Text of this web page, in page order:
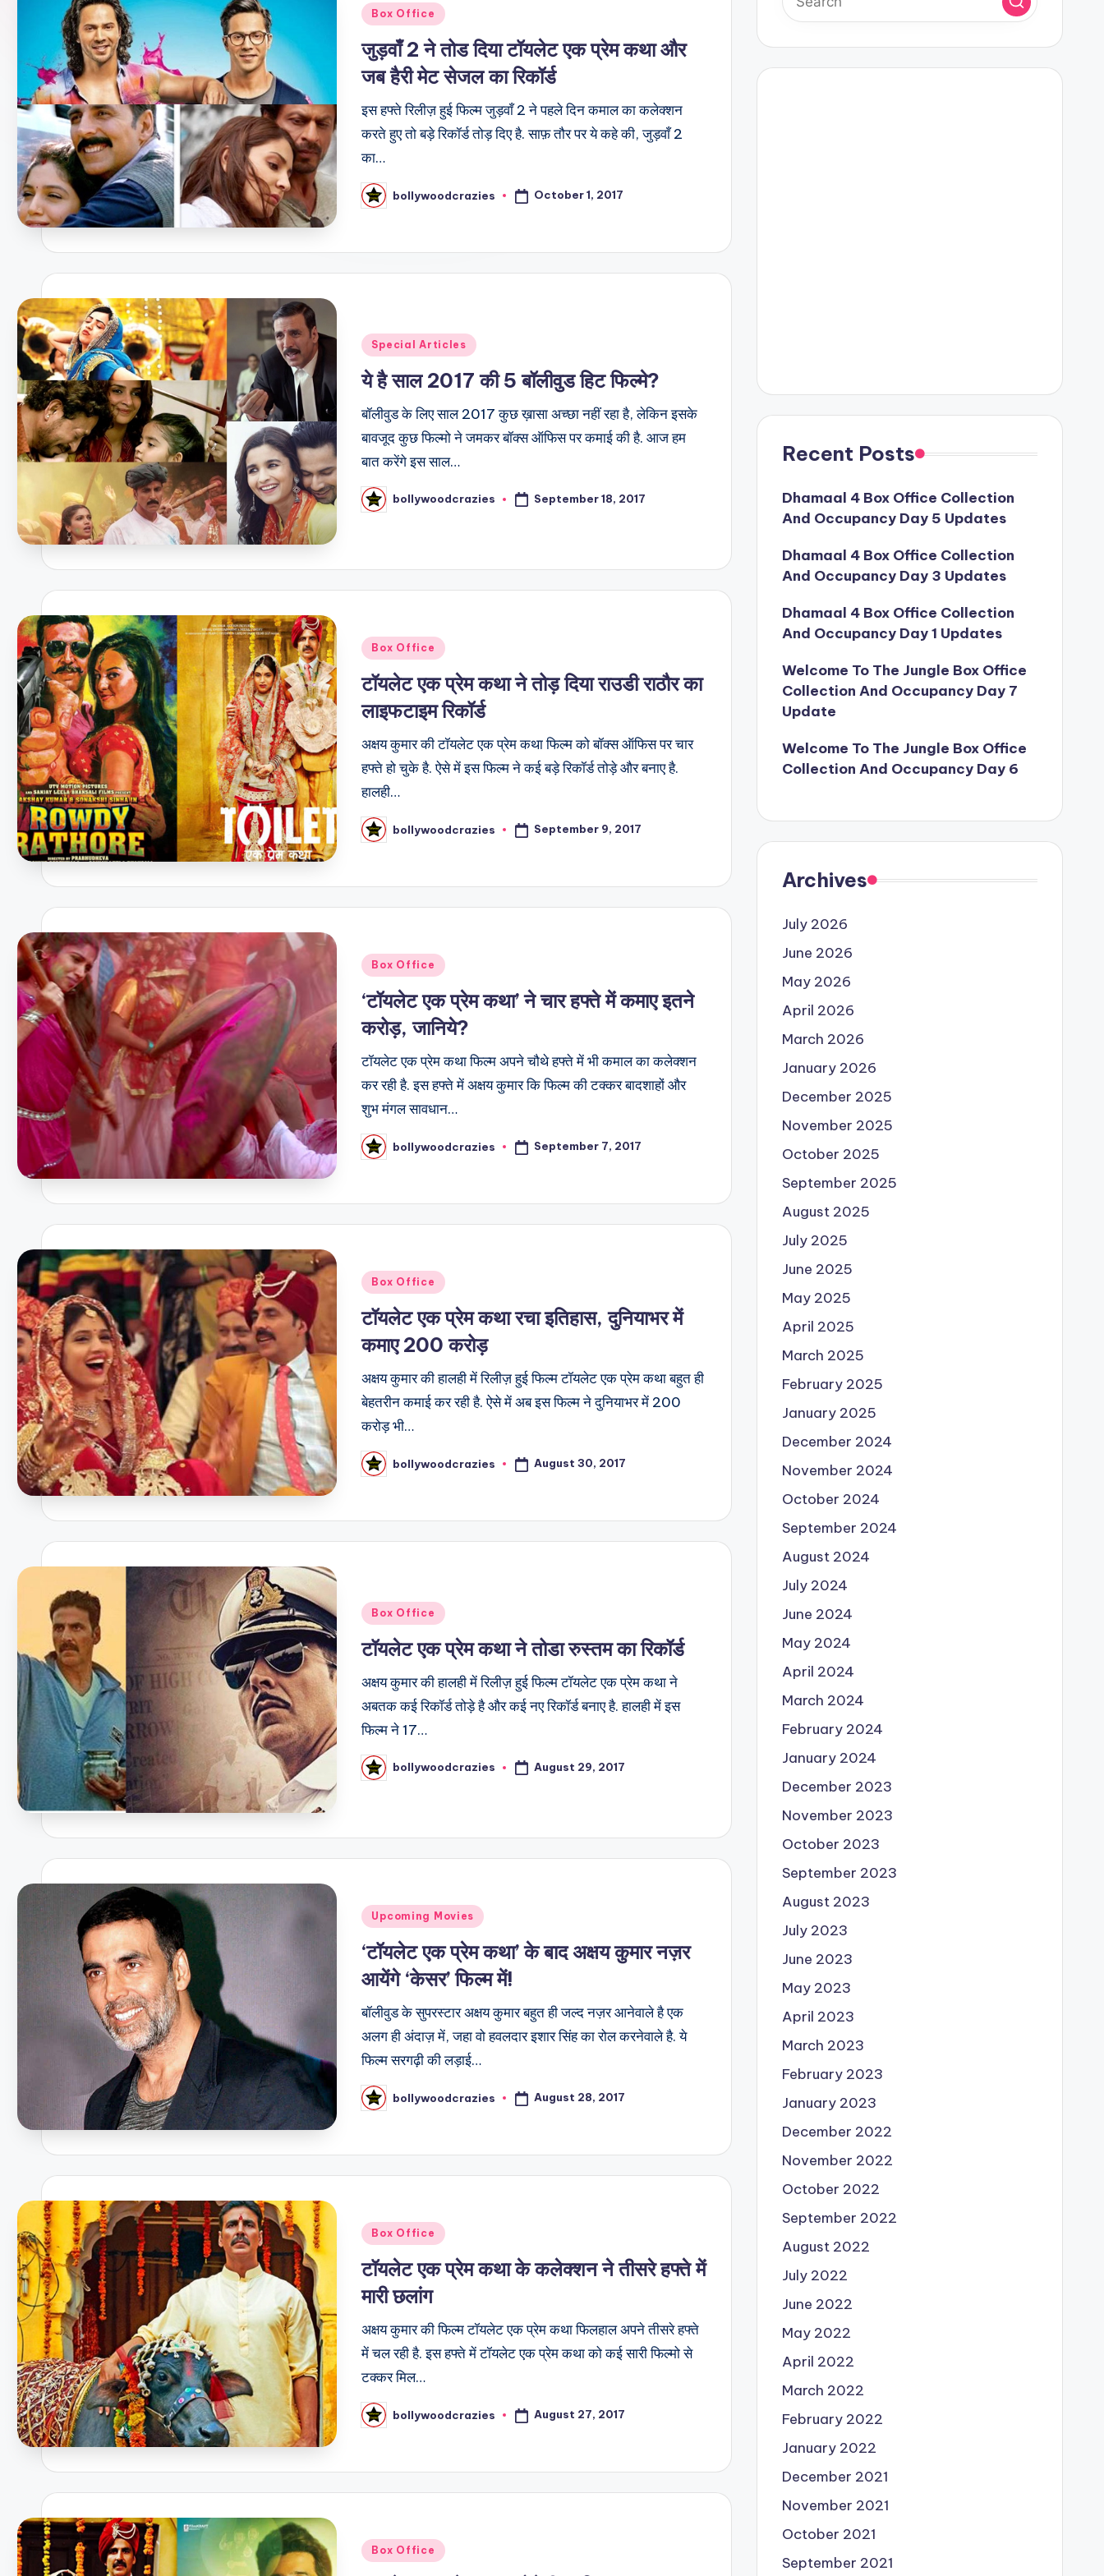
Posted
Box Office
जुड़वाँ 2 ने तोड दिया टॉयलेट एक प्रेम कथा और
जब हैरी मेट सेजल का रिकॉर्ड
इस हफ्ते रिलीज़ हुई फिल्म जुड़वाँ 2 ने पहले दिन कमाल का कलेक्शन
करते हुए तो बड़े रिकॉर्ड तोड़ दिए है. साफ़ तौर पर ये कहे की, जुड़वाँ 2
का…
Posted
by
bollywoodcrazies October 1, 2017
Posted
in
Special Articles
ये है साल 2017 की 5 बॉलीवुड हिट फिल्मे?
बॉलीवुड के लिए साल 2017 कुछ ख़ासा अच्छा नहीं रहा है, लेकिन इसके
बावजूद कुछ फिल्मो ने जमकर बॉक्स ऑफिस पर कमाई की है. आज हम
बात करेंगे इस साल…
Posted
by
bollywoodcrazies September 18, 2017
Posted
Box Office
टॉयलेट एक प्रेम कथा ने तोड़ दिया राउडी राठौर का
लाइफटाइम रिकॉर्ड
अक्षय कुमार की टॉयलेट एक प्रेम कथा फिल्म को बॉक्स ऑफिस पर चार
हफ्ते हो चुके है. ऐसे में इस फिल्म ने कई बड़े रिकॉर्ड तोड़े और बनाए है.
हालही…
Posted
by
bollywoodcrazies September 9, 2017
Posted
Box Office
‘टॉयलेट एक प्रेम कथा’ ने चार हफ्ते में कमाए इतने
करोड़, जानिये?
टॉयलेट एक प्रेम कथा फिल्म अपने चौथे हफ्ते में भी कमाल का कलेक्शन
कर रही है. इस हफ्ते में अक्षय कुमार कि फिल्म की टक्कर बादशाहों और
शुभ मंगल सावधान…
Posted
by
bollywoodcrazies September 7, 2017
Posted
Box Office
टॉयलेट एक प्रेम कथा रचा इतिहास, दुनियाभर में
कमाए 200 करोड़
अक्षय कुमार की हालही में रिलीज़ हुई फिल्म टॉयलेट एक प्रेम कथा बहुत ही
बेहतरीन कमाई कर रही है. ऐसे में अब इस फिल्म ने दुनियाभर में 200
करोड़ भी…
Posted
by
bollywoodcrazies August 30, 2017
Posted
Box Office
टॉयलेट एक प्रेम कथा ने तोडा रुस्तम का रिकॉर्ड
अक्षय कुमार की हालही में रिलीज़ हुई फिल्म टॉयलेट एक प्रेम कथा ने
अबतक कई रिकॉर्ड तोड़े है और कई नए रिकॉर्ड बनाए है. हालही में इस
फिल्म ने 17…
Posted
by
bollywoodcrazies August 29, 2017
Posted
Upcoming Movies
‘टॉयलेट एक प्रेम कथा’ के बाद अक्षय कुमार नज़र
आयेंगे ‘केसर’ फिल्म में!
बॉलीवुड के सुपरस्टार अक्षय कुमार बहुत ही जल्द नज़र आनेवाले है एक
अलग ही अंदाज़ में, जहा वो हवलदार इशार सिंह का रोल करनेवाले है. ये
फिल्म सरगढ़ी की लड़ाई…
Posted
by
bollywoodcrazies August 28, 2017
Posted
Box Office
टॉयलेट एक प्रेम कथा के कलेक्शन ने तीसरे हफ्ते में
मारी छलांग
अक्षय कुमार की फिल्म टॉयलेट एक प्रेम कथा फिलहाल अपने तीसरे हफ्ते
में चल रही है. इस हफ्ते में टॉयलेट एक प्रेम कथा को कई सारी फिल्मो से
टक्कर मिल…
Posted
by
bollywoodcrazies August 27, 2017
Posted
Box Office
Recent Posts
Dhamaal 4 Box Office Collection
And Occupancy Day 5 Updates
Dhamaal 4 Box Office Collection
And Occupancy Day 3 Updates
Dhamaal 4 Box Office Collection
And Occupancy Day 1 Updates
Welcome To The Jungle Box Office
Collection And Occupancy Day 7
Update
Welcome To The Jungle Box Office
Collection And Occupancy Day 6
Archives
July 2026
June 2026
May 2026
April 2026
March 2026
January 2026
December 2025
November 2025
October 2025
September 2025
August 2025
July 2025
June 2025
May 2025
April 2025
March 2025
February 2025
January 2025
December 2024
November 2024
October 2024
September 2024
August 2024
July 2024
June 2024
May 2024
April 2024
March 2024
February 2024
January 2024
December 2023
November 2023
October 2023
September 2023
August 2023
July 2023
June 2023
May 2023
April 2023
March 2023
February 2023
January 2023
December 2022
November 2022
October 2022
September 2022
August 2022
July 2022
June 2022
May 2022
April 2022
March 2022
February 2022
January 2022
December 2021
November 2021
October 2021
September 2021